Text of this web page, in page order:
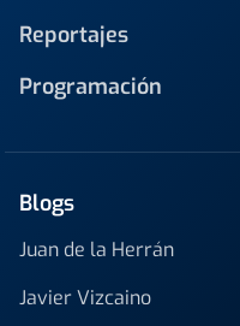
Reportajes
Programación
Blogs
Juan de la Herrán
Javier Vizcaino